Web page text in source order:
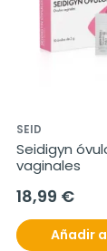
SEID
Seidigyn
vaginales
18,99 €
Añadir